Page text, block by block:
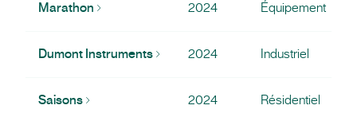
Marathon 2024 Équipement
Dumont Instruments 2024 Industriel
Saisons 2024 Résidentiel